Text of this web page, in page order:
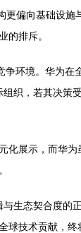
偏向基础设
的排斥。
环境。华为
织，若其决
展示，而华
生态契合度
技术贡献，终